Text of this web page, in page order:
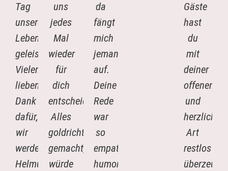
Tag
unseres
Lebens
geleistet.
Vielen
lieben
Dank
dafür,
wir
werden
Helmuth
uns
jedes
Mal
wieder
für
dich
entscheiden.
Alles
goldrichtig
gemacht,
würde
da
fängt
mich
jemand
auf.
Deine
Rede
war
so
empathisch,
humorvoll
Gäste
hast
du
mit
deiner
offenen
und
herzlichen
Art
restlos
überzeugt.